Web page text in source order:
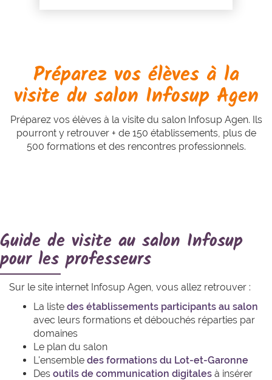
Préparez vos élèves à la
visite du salon Infosup Agen
Préparez vos élèves à la visite du salon Infosup Agen. Ils
pourront y retrouver + de 150 établissements, plus de
500 formations et des rencontres professionnels.
Guide de visite au salon Infosup
pour les professeurs
Sur le site internet Infosup Agen, vous allez retrouver :
La liste des établissements participants au salon
avec leurs formations et débouchés réparties par
domaines
Le plan du salon
L'ensemble des formations du Lot-et-Garonne
Des outils de communication digitales à insérer